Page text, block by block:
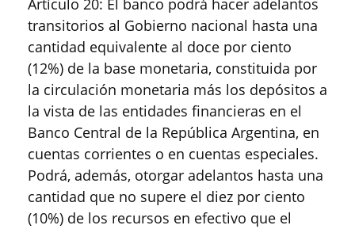
Artículo 20: El banco podrá hacer adelantos
transitorios al Gobierno nacional hasta una
cantidad equivalente al doce por ciento
(12%) de la base monetaria, constituida por
la circulación monetaria más los depósitos a
la vista de las entidades financieras en el
Banco Central de la República Argentina, en
cuentas corrientes o en cuentas especiales.
Podrá, además, otorgar adelantos hasta una
cantidad que no supere el diez por ciento
(10%) de los recursos en efectivo que el